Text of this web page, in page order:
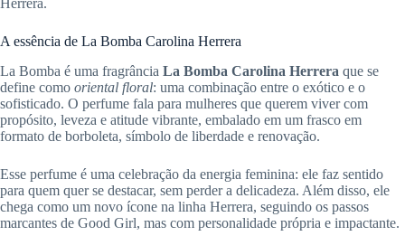
A essência de La Bomba Carolina Herrera
La Bomba é uma fragrância La Bomba Carolina Herrera que se
define como oriental floral: uma combinação entre o exótico e o
sofisticado. O perfume fala para mulheres que querem viver com
propósito, leveza e atitude vibrante, embalado em um frasco em
formato de borboleta, símbolo de liberdade e renovação.
Esse perfume é uma celebração da energia feminina: ele faz sentido
para quem quer se destacar, sem perder a delicadeza. Além disso, ele
chega como um novo ícone na linha Herrera, seguindo os passos
marcantes de Good Girl, mas com personalidade própria e impactante.